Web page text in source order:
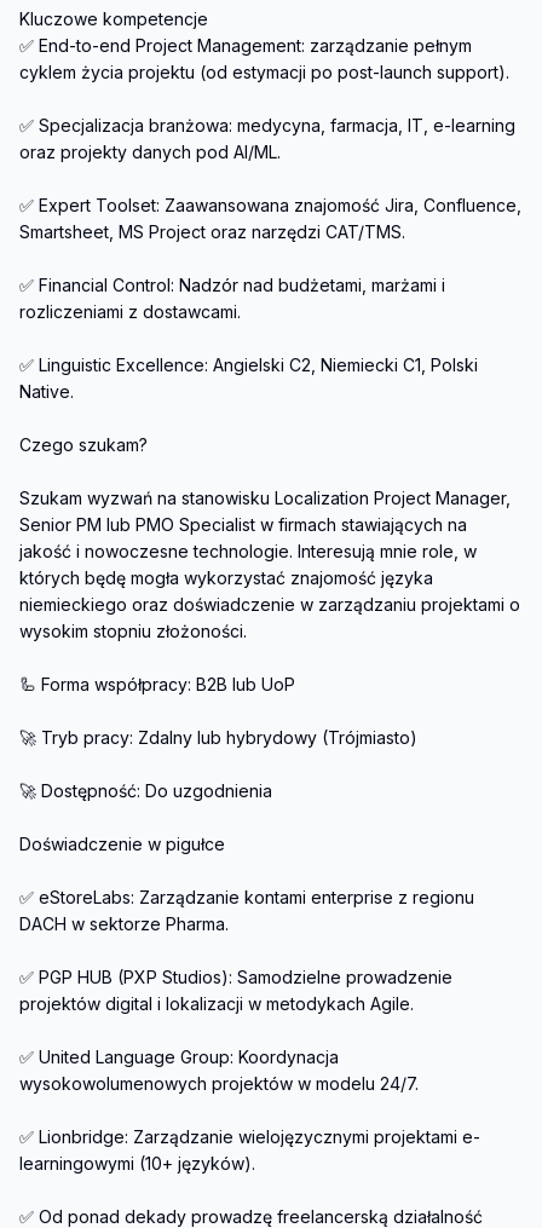
Kluczowe kompetencje
✅ End-to-end Project Management: zarządzanie pełnym
cyklem życia projektu (od estymacji po post-launch support).
✅ Specjalizacja branżowa: medycyna, farmacja, IT, e-learning
oraz projekty danych pod AI/ML.
✅ Expert Toolset: Zaawansowana znajomość Jira, Confluence,
Smartsheet, MS Project oraz narzędzi CAT/TMS.
✅ Financial Control: Nadzór nad budżetami, marżami i
rozliczeniami z dostawcami.
✅ Linguistic Excellence: Angielski C2, Niemiecki C1, Polski
Native.
Czego szukam?
Szukam wyzwań na stanowisku Localization Project Manager,
Senior PM lub PMO Specialist w firmach stawiających na
jakość i nowoczesne technologie. Interesują mnie role, w
których będę mogła wykorzystać znajomość języka
niemieckiego oraz doświadczenie w zarządzaniu projektami o
wysokim stopniu złożoności.
🦾 Forma współpracy: B2B lub UoP
🚀 Tryb pracy: Zdalny lub hybrydowy (Trójmiasto)
🚀 Dostępność: Do uzgodnienia
Doświadczenie w pigułce
✅ eStoreLabs: Zarządzanie kontami enterprise z regionu
DACH w sektorze Pharma.
✅ PGP HUB (PXP Studios): Samodzielne prowadzenie
projektów digital i lokalizacji w metodykach Agile.
✅ United Language Group: Koordynacja
wysokowolumenowych projektów w modelu 24/7.
✅ Lionbridge: Zarządzanie wielojęzycznymi projektami e-
learningowymi (10+ języków).
✅ Od ponad dekady prowadzę freelancerską działalność